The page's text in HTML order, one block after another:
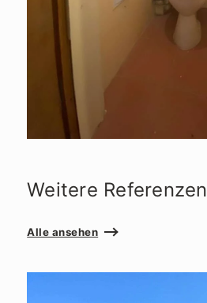
Weitere Referenzen
Alle ansehen